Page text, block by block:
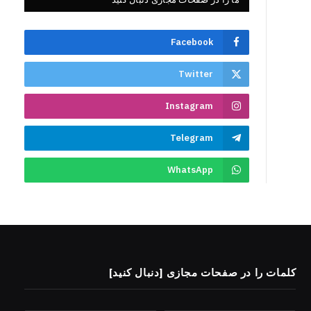
Facebook
Twitter
Instagram
Telegram
WhatsApp
کلمات را در صفحات مجازی [دنبال کنید]